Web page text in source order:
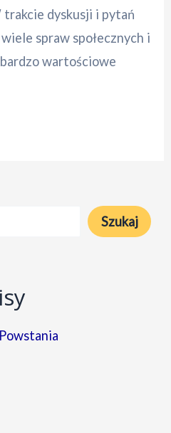
dyskusji i pytań
spraw społecznych i
wartościowe
Szukaj